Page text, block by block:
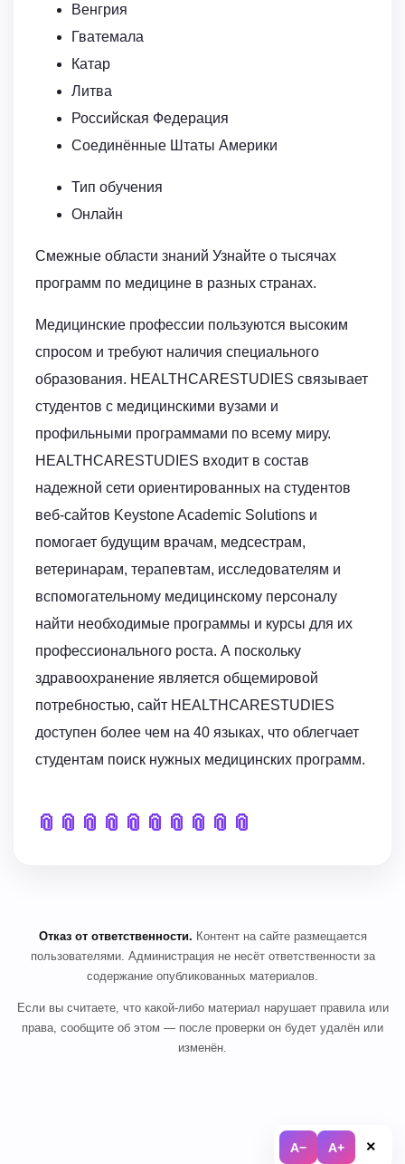
A− A+ ×
Венгрия
Гватемала
Катар
Литва
Российская Федерация
Соединённые Штаты Америки
Тип обучения
Онлайн
Смежные области знаний Узнайте о тысячах
программ по медицине в разных странах.
Медицинские профессии пользуются высоким
спросом и требуют наличия специального
образования. HEALTHCARESTUDIES связывает
студентов с медицинскими вузами и
профильными программами по всему миру.
HEALTHCARESTUDIES входит в состав
надежной сети ориентированных на студентов
веб-сайтов Keystone Academic Solutions и
помогает будущим врачам, медсестрам,
ветеринарам, терапевтам, исследователям и
вспомогательному медицинскому персоналу
найти необходимые программы и курсы для их
профессионального роста. А поскольку
здравоохранение является общемировой
потребностью, сайт HEALTHCARESTUDIES
доступен более чем на 40 языках, что облегчает
студентам поиск нужных медицинских программ.
📎 📎 📎 📎 📎 📎 📎 📎 📎 📎
Отказ от ответственности. Контент на сайте размещается
пользователями. Администрация не несёт ответственности за
содержание опубликованных материалов.
Если вы считаете, что какой-либо материал нарушает правила или
права, сообщите об этом — после проверки он будет удалён или
изменён.